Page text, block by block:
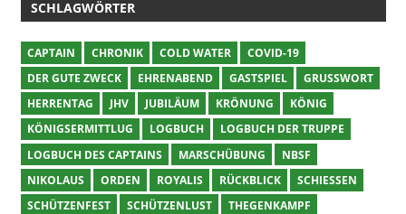
SCHLAGWÖRTER
CAPTAIN CHRONIK COLD WATER
COVID-19
DER GUTE ZWECK
EHRENABEND GASTSPIEL
GRUSSWORT
HERRENTAG
JHV JUBILÄUM KRÖNUNG
KÖNIG
KÖNIGSERMITTLUG
LOGBUCH
LOGBUCH DER TRUPPE
LOGBUCH DES CAPTAINS
MARSCHÜBUNG
NBSF
NIKOLAUS
ORDEN ROYALIS RÜCKBLICK
SCHIESSEN
SCHÜTZENFEST
SCHÜTZENLUST
THEGENKAMPF